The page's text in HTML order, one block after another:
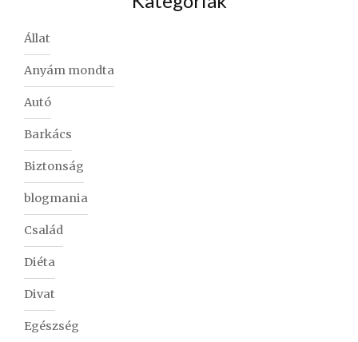
Állat
Anyám mondta
Autó
Barkács
Biztonság
blogmania
Család
Diéta
Divat
Egészség